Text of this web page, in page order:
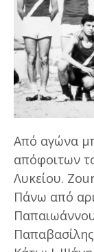
Από αγώνα
απόφοιτων
Λυκείου.
Πάνω από